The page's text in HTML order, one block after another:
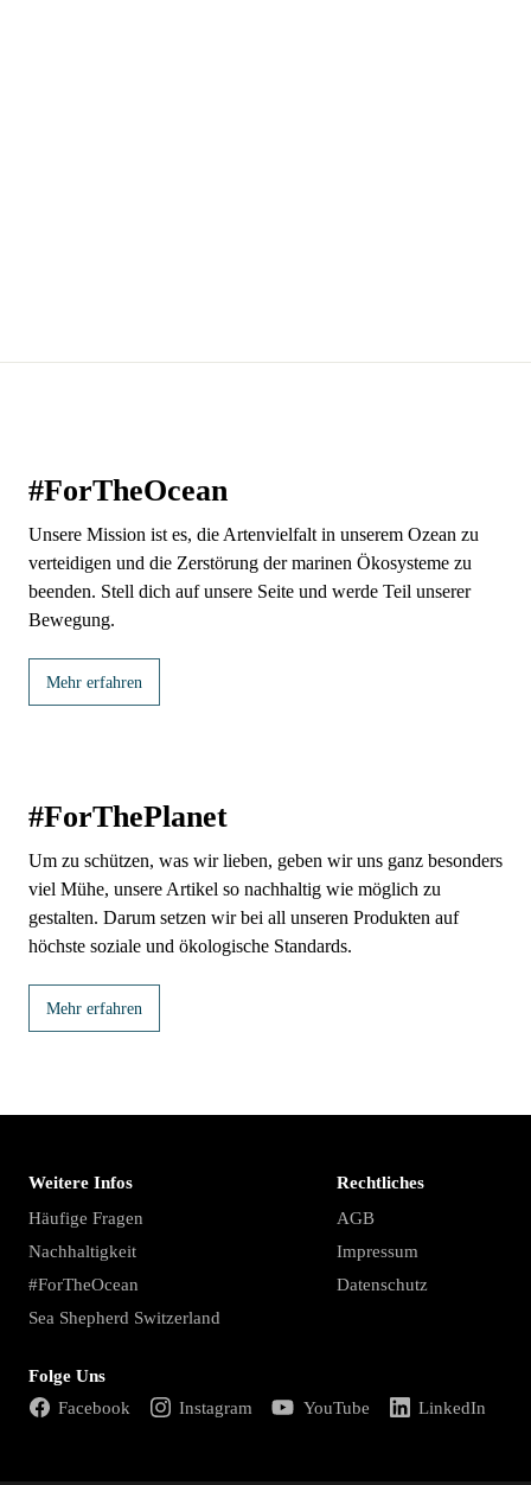
#ForTheOcean
Unsere Mission ist es, die Artenvielfalt in unserem Ozean zu
verteidigen und die Zerstörung der marinen Ökosysteme zu
beenden. Stell dich auf unsere Seite und werde Teil unserer
Bewegung.
Mehr erfahren
#ForThePlanet
Um zu schützen, was wir lieben, geben wir uns ganz besonders
viel Mühe, unsere Artikel so nachhaltig wie möglich zu
gestalten. Darum setzen wir bei all unseren Produkten auf
höchste soziale und ökologische Standards.
Mehr erfahren
Weitere Infos
Häufige Fragen
Nachhaltigkeit
#ForTheOcean
Sea Shepherd Switzerland
Rechtliches
AGB
Impressum
Datenschutz
Folge Uns
Facebook
Instagram YouTube LinkedIn